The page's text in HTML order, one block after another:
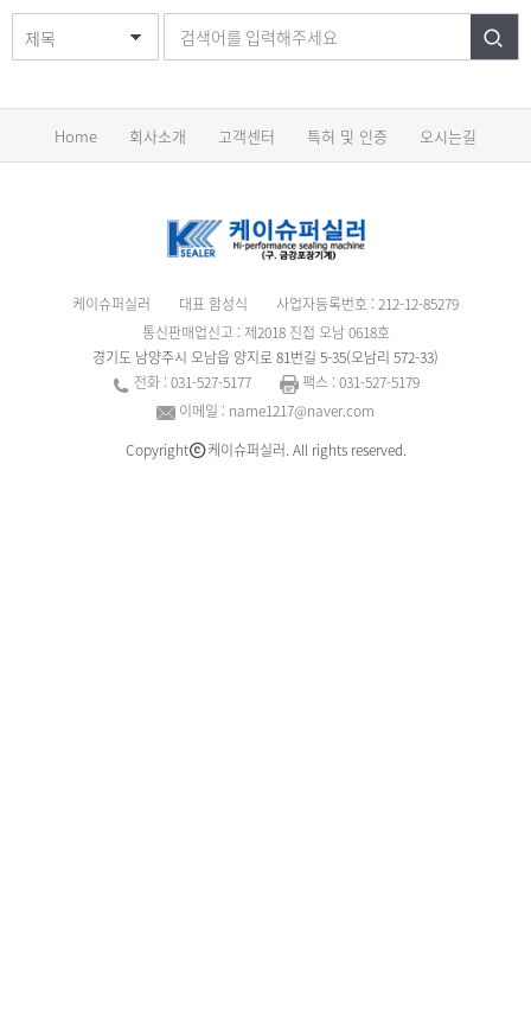
제목
Home 회사소개 고객센터 특허 및 인증 오시는길
케이슈퍼실러 대표 함성식
사업자등록번호 : 212-12-85279
통신판매업신고 : 제2018 진접 오남 0618호
경기도 남양주시 오남읍 양지로 81번길 5-35(오남리 572-33)
전화 : 031-527-5177
팩스 : 031-527-5179
이메일 : name1217@naver.com
Copyright
케이슈퍼실러. All rights reserved.